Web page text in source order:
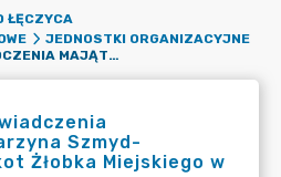
ŁĘCZYCA
JEDNOSTKI ORGANIZACYJNE
WYJAŚNIENIE DO OŚWIADCZENIA MAJĄTKOWEGO KATARZYNA SZMYD- KUROPATWA- DYREKOT ŻŁOBKA MIEJSKIEGO W ŁĘCZYCY
Szmyd-
Żłobka Miejskiego w